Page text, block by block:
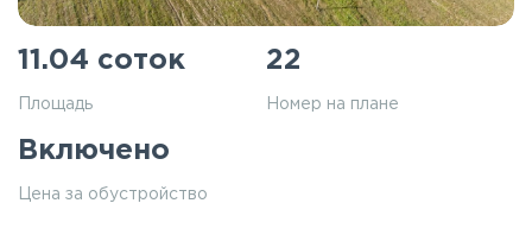
11.04 соток
Площадь
22
Номер на плане
Включено
Цена за обустройство